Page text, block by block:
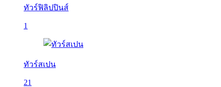
ทัวร์ฟิลิปปินส์
1
ทัวร์สเปน
21